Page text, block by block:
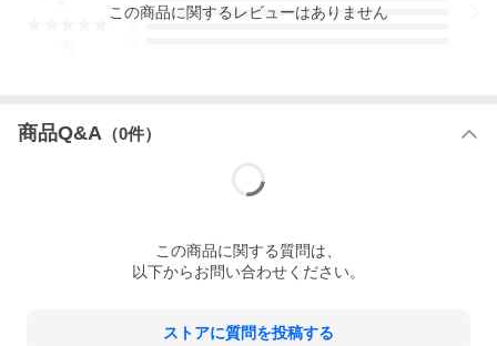
3
この商品に関するレビューはありません
商品Q&A （0件）
この商品に関する質問は、
以下からお問い合わせください。
ストアに質問を投稿する